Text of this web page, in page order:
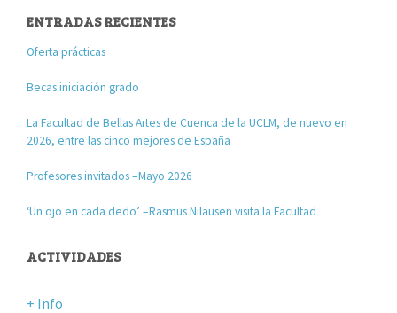
ENTRADAS RECIENTES
Oferta prácticas
Becas iniciación grado
La Facultad de Bellas Artes de Cuenca de la UCLM, de nuevo en
2026, entre las cinco mejores de España
Profesores invitados –Mayo 2026
‘Un ojo en cada dedo’ –Rasmus Nilausen visita la Facultad
ACTIVIDADES
+ Info